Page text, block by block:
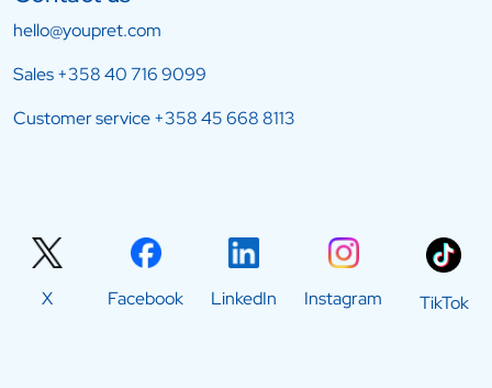
hello@youpret.com
Sales+358 40 716 9099
Customer service+358 45 668 8113
X Facebook LinkedIn Instagram TikTok